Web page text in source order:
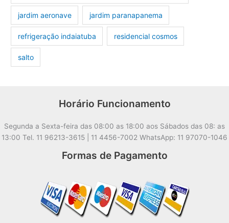
jardim aeronave jardim paranapanema
refrigeração indaiatuba residencial cosmos
salto
Horário Funcionamento
Segunda a Sexta-feira das 08:00 as 18:00 aos Sábados das 08: as
13:00 Tel. 11 96213-3615 | 11 4456-7002 WhatsApp: 11 97070-1046
Formas de Pagamento